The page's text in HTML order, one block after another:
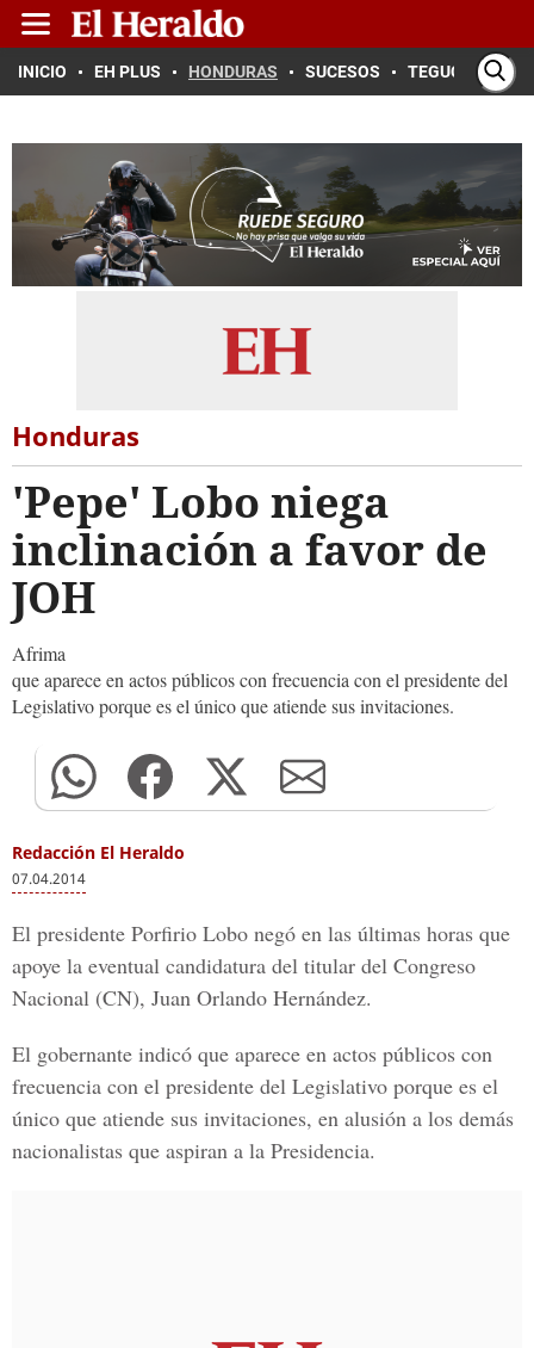
INICIO EH PLUS HONDURAS SUCESOS TEGUCIGALPA
Honduras
'Pepe' Lobo niega
inclinación a favor de
JOH
Afrima
que aparece en actos públicos con frecuencia con el presidente del
Legislativo porque es el único que atiende sus invitaciones.
Redacción El Heraldo
07.04.2014
El presidente Porfirio Lobo negó en las últimas horas que
apoye la eventual candidatura del titular del Congreso
Nacional (CN), Juan Orlando Hernández.
El gobernante indicó que aparece en actos públicos con
frecuencia con el presidente del Legislativo porque es el
único que atiende sus invitaciones, en alusión a los demás
nacionalistas que aspiran a la Presidencia.